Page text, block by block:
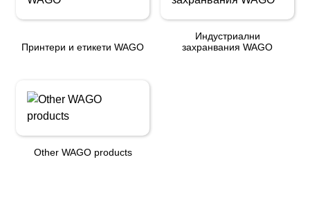
Принтери и етикети WAGO
Индустриални
захранвания WAGO
Other WAGO products